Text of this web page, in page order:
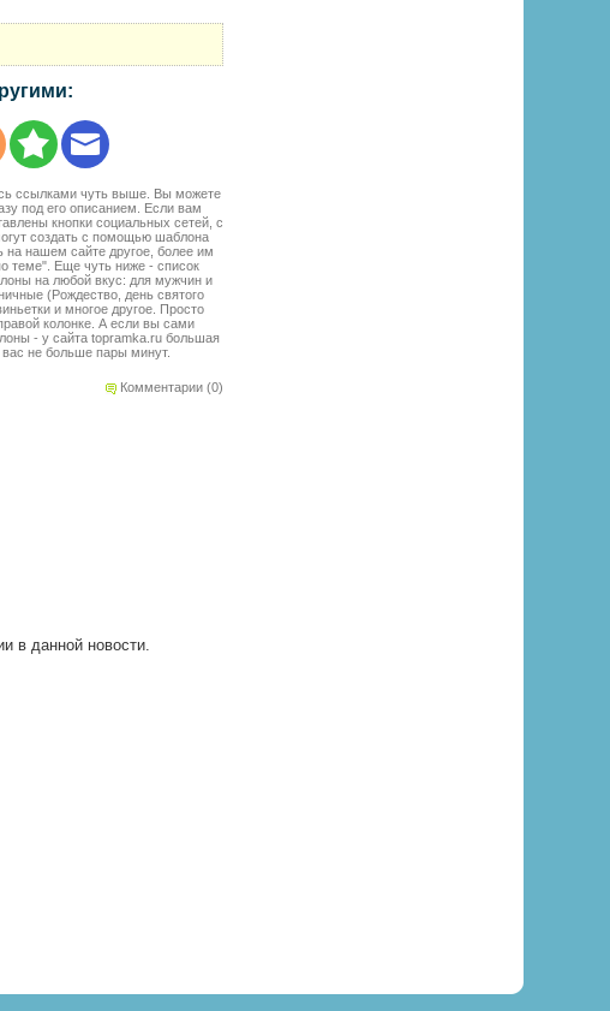
ссылками чуть выше. Вы можете
под его описанием. Если вам
кнопки социальных сетей, с
создать с помощью шаблона
нашем сайте другое, более им
теме". Еще чуть ниже - список
на любой вкус: для мужчин и
(Рождество, день святого
и многое другое. Просто
колонке. А если вы сами
- у сайта topramka.ru большая
не больше пары минут.
Комментарии (0)
в данной новости.